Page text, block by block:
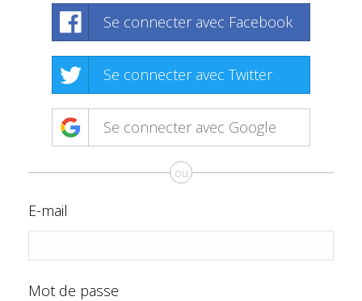
Se connecter avec Facebook
Se connecter avec Twitter
Se connecter avec Google
ou
E-mail
Mot de passe